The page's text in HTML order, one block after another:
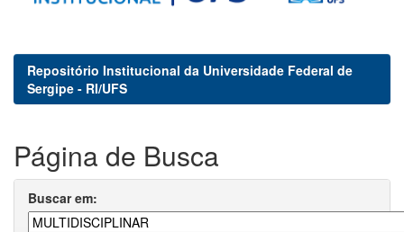
Repositório Institucional da Universidade Federal de
Sergipe - RI/UFS
Página de Busca
Buscar em: